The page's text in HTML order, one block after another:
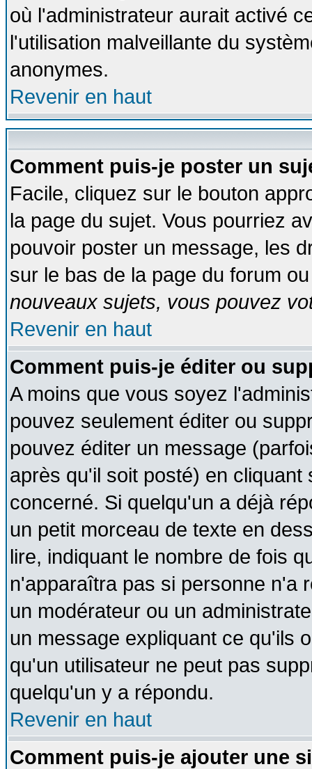
où l'administrateur aurait activé
l'utilisation malveillante du
anonymes.
Revenir en haut
Comment puis-je poster un
Facile, cliquez sur le bouton
la page du sujet. Vous pourriez
pouvoir poster un message, les
sur le bas de la page du forum
nouveaux sujets, vous pouvez
Revenir en haut
Comment puis-je éditer ou
A moins que vous soyez
pouvez seulement éditer ou
pouvez éditer un message
après qu'il soit posté) en
concerné. Si quelqu'un a déjà
un petit morceau de texte en
lire, indiquant le nombre de fois
n'apparaîtra pas si personne n'a
un modérateur ou un
un message expliquant ce qu'ils
qu'un utilisateur ne peut pas
quelqu'un y a répondu.
Revenir en haut
Comment puis-je ajouter une